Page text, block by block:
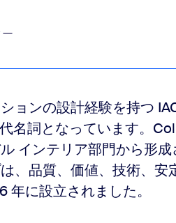
ョンの設計経験を持つ
名詞となっています。
インテリア部門から形成
、品質、価値、技術、安
に設立されました。